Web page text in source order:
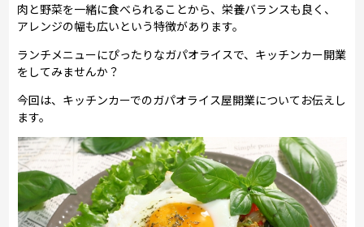
肉と野菜を一緒に食べられることから、栄養バランスも良く、
アレンジの幅も広いという特徴があります。
ランチメニューにぴったりなガパオライスで、キッチンカー開業
をしてみませんか？
今回は、キッチンカーでのガパオライス屋開業についてお伝えし
ます。